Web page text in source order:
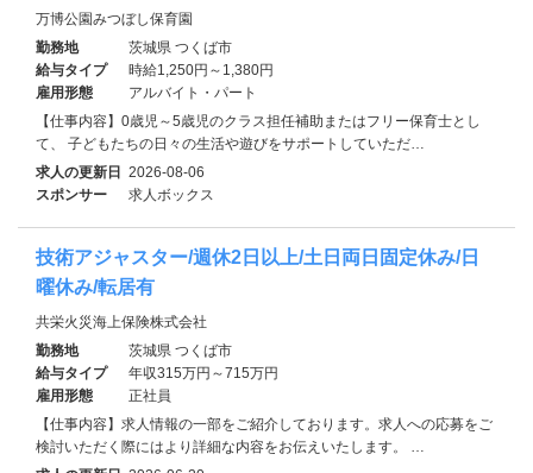
万博公園みつぼし保育園
勤務地
茨城県 つくば市
給与タイプ
時給1,250円～1,380円
雇用形態
アルバイト・パート
【仕事内容】0歳児～5歳児のクラス担任補助またはフリー保育士とし
て、 子どもたちの日々の生活や遊びをサポートしていただ…
求人の更新日 2026-08-06
スポンサー
求人ボックス
技術アジャスター/週休2日以上/土日両日固定休み/日
曜休み/転居有
共栄火災海上保険株式会社
勤務地
茨城県 つくば市
給与タイプ
年収315万円～715万円
雇用形態
正社員
【仕事内容】求人情報の一部をご紹介しております。求人への応募をご
検討いただく際にはより詳細な内容をお伝えいたします。 …